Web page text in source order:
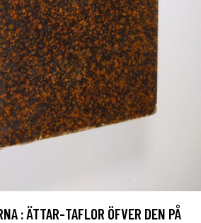
: ÄTTAR-TAFLOR ÖFVER DEN PÅ